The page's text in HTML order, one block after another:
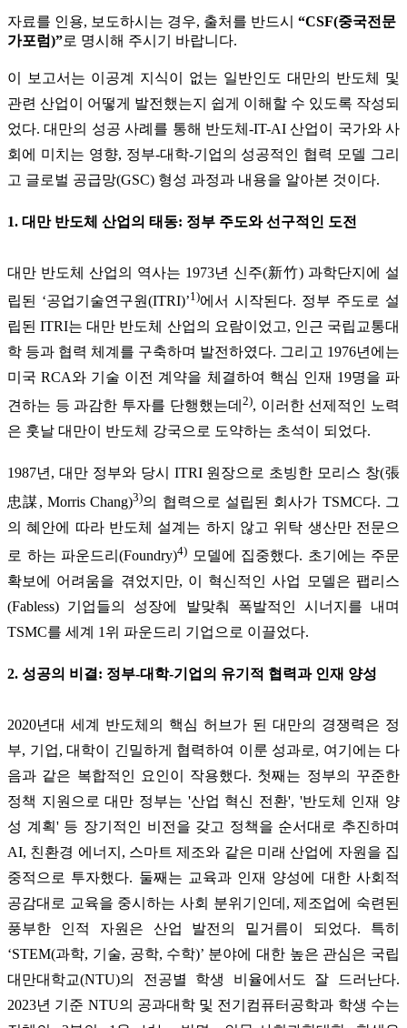
자료를 인용, 보도하시는 경우, 출처를 반드시 “CSF(중국전문
가포럼)”로 명시해 주시기 바랍니다.
이 보고서는 이공계 지식이 없는 일반인도 대만의 반도체 및
관련 산업이 어떻게 발전했는지 쉽게 이해할 수 있도록 작성되
었다. 대만의 성공 사례를 통해 반도체-IT-AI 산업이 국가와 사
회에 미치는 영향, 정부-대학-기업의 성공적인 협력 모델 그리
고 글로벌 공급망(GSC) 형성 과정과 내용을 알아본 것이다.
1. 대만 반도체 산업의 태동: 정부 주도와 선구적인 도전
대만 반도체 산업의 역사는 1973년 신주(新竹) 과학단지에 설
립된 ‘공업기술연구원(ITRI)’1)에서 시작된다. 정부 주도로 설
립된 ITRI는 대만 반도체 산업의 요람이었고, 인근 국립교통대
학 등과 협력 체계를 구축하며 발전하였다. 그리고 1976년에는
미국 RCA와 기술 이전 계약을 체결하여 핵심 인재 19명을 파
견하는 등 과감한 투자를 단행했는데 2), 이러한 선제적인 노력
은 훗날 대만이 반도체 강국으로 도약하는 초석이 되었다.
1987년, 대만 정부와 당시 ITRI 원장으로 초빙한 모리스 창(張
忠謀, Morris Chang)3)의 협력으로 설립된 회사가 TSMC다. 그
의 혜안에 따라 반도체 설계는 하지 않고 위탁 생산만 전문으
로 하는 파운드리(Foundry)4) 모델에 집중했다. 초기에는 주문
확보에 어려움을 겪었지만, 이 혁신적인 사업 모델은 팹리스
(Fabless) 기업들의 성장에 발맞춰 폭발적인 시너지를 내며
TSMC를 세계 1위 파운드리 기업으로 이끌었다.
2. 성공의 비결: 정부-대학-기업의 유기적 협력과 인재 양성
2020년대 세계 반도체의 핵심 허브가 된 대만의 경쟁력은 정
부, 기업, 대학이 긴밀하게 협력하여 이룬 성과로, 여기에는 다
음과 같은 복합적인 요인이 작용했다. 첫째는 정부의 꾸준한
정책 지원으로 대만 정부는 '산업 혁신 전환', '반도체 인재 양
성 계획' 등 장기적인 비전을 갖고 정책을 순서대로 추진하며
AI, 친환경 에너지, 스마트 제조와 같은 미래 산업에 자원을 집
중적으로 투자했다. 둘째는 교육과 인재 양성에 대한 사회적
공감대로 교육을 중시하는 사회 분위기인데, 제조업에 숙련된
풍부한 인적 자원은 산업 발전의 밑거름이 되었다. 특히
‘STEM(과학, 기술, 공학, 수학)’ 분야에 대한 높은 관심은 국립
대만대학교(NTU)의 전공별 학생 비율에서도 잘 드러난다.
2023년 기준 NTU의 공과대학 및 전기컴퓨터공학과 학생 수는